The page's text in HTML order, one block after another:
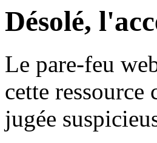
Désolé,
Le pare-feu
cette ressource
jugée